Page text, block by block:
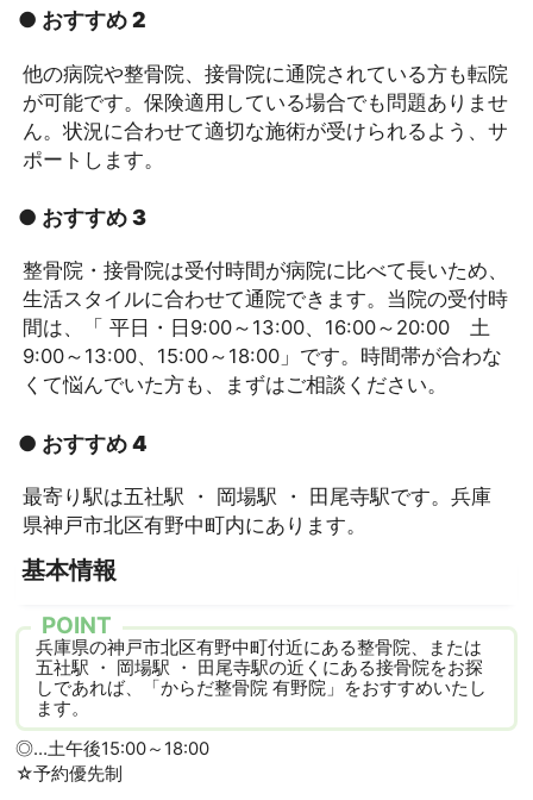
● おすすめ 2
他の病院や整骨院、接骨院に通院されている方も転院
が可能です。保険適用している場合でも問題ありませ
ん。状況に合わせて適切な施術が受けられるよう、サ
ポートします。
● おすすめ 3
整骨院・接骨院は受付時間が病院に比べて長いため、
生活スタイルに合わせて通院できます。当院の受付時
間は、「 平日・日9:00～13:00、16:00～20:00 土
9:00～13:00、15:00～18:00」です。時間帯が合わな
くて悩んでいた方も、まずはご相談ください。
● おすすめ 4
最寄り駅は五社駅 ・ 岡場駅 ・ 田尾寺駅です。兵庫
県神戸市北区有野中町内にあります。
基本情報
POINT
兵庫県の神戸市北区有野中町付近にある整骨院、または
五社駅 ・ 岡場駅 ・ 田尾寺駅の近くにある接骨院をお探
しであれば、「からだ整骨院 有野院」をおすすめいたし
ます。
◎…土午後15:00～18:00
☆予約優先制